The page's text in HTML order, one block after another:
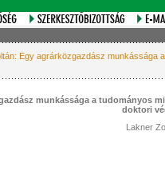
Egy agrárközgazdász munkássága
munkássága a tudományos
doktori
Lakner